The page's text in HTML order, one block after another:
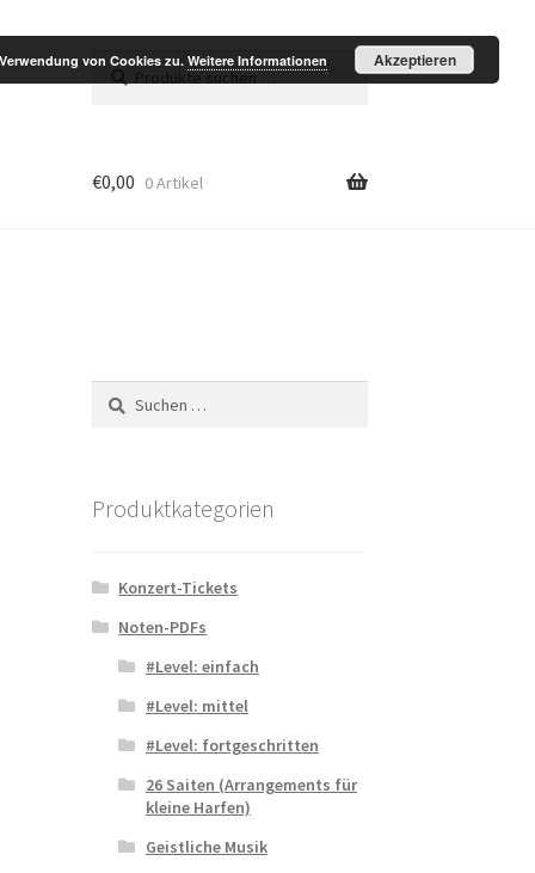
Suchen
nach:
Suchen
€0,00 0 Artikel
Suchen
nach:
Produktkategorien
Konzert-Tickets
Noten-PDFs
#Level: einfach
#Level: mittel
#Level: fortgeschritten
26 Saiten (Arrangements für
kleine Harfen)
Geistliche Musik
von Cookies zu.Weitere Informationen Akzeptieren